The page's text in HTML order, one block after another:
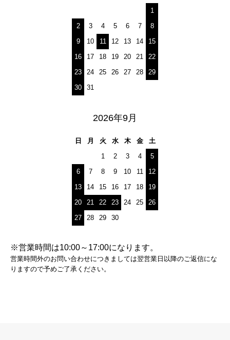
1
2
3 4 5 6 7
8
9
10 11 12 13 14
15
16
17 18 19 20 21
22
23
24 25 26 27 28
29
30
31
2026年9月
日 月 火 水 木 金
土
1
2 3 4
5
6
7 8 9 10 11
12
13
14 15 16 17 18
19
20
21 22 23 24 25
26
27
28 29 30
※営業時間は10:00～17:00になります。
営業時間外のお問い合わせにつきましては翌営業日以降のご返信にな
りますので予めご了承ください。